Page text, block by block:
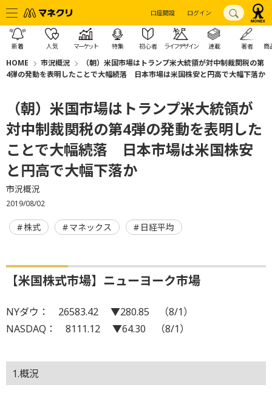
口座開設 ログイン
新着 人気 マーケット 特集 初心者 ライフデザイン 連載 著者 商
HOME 市況概況
（朝）米国市場はトランプ米大統領が対中制裁関税の第
4弾の発動を表明したことで大幅続落 日本市場は米国株安と円高で大幅下落か
（朝）米国市場はトランプ米大統領が
対中制裁関税の第4弾の発動を表明した
ことで大幅続落 日本市場は米国株安
と円高で大幅下落か
市況概況
2019/08/02
株式 マネックス 日経平均
【米国株式市場】ニューヨーク市場
NYダウ： 26583.42 ▼280.85 （8/1）
NASDAQ： 8111.12 ▼64.30 （8/1）
1.概況